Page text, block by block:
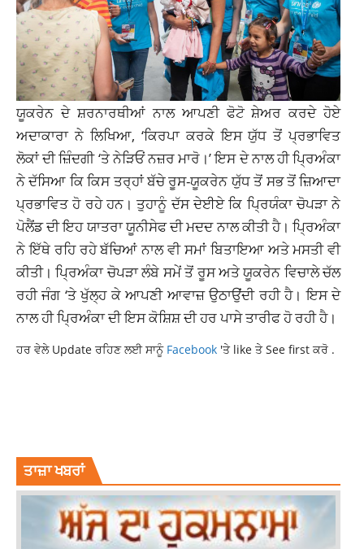
ਯੂਕਰੇਨ ਦੇ ਸ਼ਰਨਾਰਥੀਆਂ ਨਾਲ ਆਪਣੀ ਫੋਟੋ ਸ਼ੇਅਰ ਕਰਦੇ ਹੋਏ
ਅਦਾਕਾਰਾ ਨੇ ਲਿਖਿਆ, ‘ਕਿਰਪਾ ਕਰਕੇ ਇਸ ਯੁੱਧ ਤੋਂ ਪ੍ਰਭਾਵਿਤ
ਲੋਕਾਂ ਦੀ ਜ਼ਿੰਦਗੀ ‘ਤੇ ਨੇੜਿਓਂ ਨਜ਼ਰ ਮਾਰੋ।’ ਇਸ ਦੇ ਨਾਲ ਹੀ ਪ੍ਰਿਅੰਕਾ
ਨੇ ਦੱਸਿਆ ਕਿ ਕਿਸ ਤਰ੍ਹਾਂ ਬੱਚੇਰੂਸ-ਯੂਕਰੇਨ ਯੁੱਧ ਤੋਂ ਸਭ ਤੋਂ ਜ਼ਿਆਦਾ
ਪ੍ਰਭਾਵਿਤ ਹੋ ਰਹੇ ਹਨ। ਤੁਹਾਨੂੰ ਦੱਸ ਦੇਈਏ ਕਿ ਪ੍ਰਿਯੰਕਾਚੋਪੜਾ ਨੇ
ਪੋਲੈਂਡ ਦੀ ਇਹ ਯਾਤਰਾ ਯੂਨੀਸੇਫ ਦੀ ਮਦਦ ਨਾਲ ਕੀਤੀ ਹੈ। ਪ੍ਰਿਅੰਕਾ
ਨੇ ਇੱਥੇ ਰਹਿ ਰਹੇ ਬੱਚਿਆਂ ਨਾਲ ਵੀ ਸਮਾਂ ਬਿਤਾਇਆ ਅਤੇ ਮਸਤੀ ਵੀ
ਕੀਤੀ। ਪ੍ਰਿਅੰਕਾ ਚੋਪੜਾ ਲੰਬੇ ਸਮੇਂ ਤੋਂ ਰੂਸ ਅਤੇ ਯੂਕਰੇਨ ਵਿਚਾਲੇ ਚੱਲ
ਰਹੀ ਜੰਗ ‘ਤੇ ਖੁੱਲ੍ਹ ਕੇ ਆਪਣੀ ਆਵਾਜ਼ ਉਠਾਉਂਦੀ ਰਹੀ ਹੈ। ਇਸ ਦੇ
ਨਾਲ ਹੀ ਪ੍ਰਿਅੰਕਾ ਦੀ ਇਸ ਕੋਸ਼ਿਸ਼ ਦੀ ਹਰ ਪਾਸੇ ਤਾਰੀਫ ਹੋ ਰਹੀ ਹੈ।
ਹਰ ਵੇਲੇ Update ਰਹਿਣ ਲਈ ਸਾਨੂੰ Facebook 'ਤੇ like ਤੇ See first ਕਰੋ .
ਤਾਜ਼ਾ ਖਬਰਾਂ